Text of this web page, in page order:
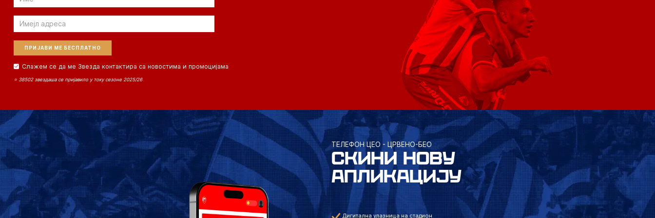
Email
Слажем се да ме Звезда контактира са новостима и промоцијама
⭐ 38502 звездаша се пријавило у току сезоне 2025/26
ТЕЛЕФОН ЦЕО - ЦРВЕНО-БЕО
СКИНИ НОВУ
АПЛИКАЦИЈУ
Дигитална улазница на стадион